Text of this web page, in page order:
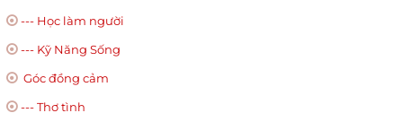
--- Học làm người
--- Kỹ Năng Sống
Góc đồng cảm
--- Thơ tình